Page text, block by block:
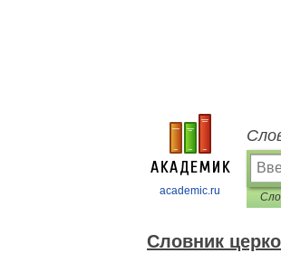
academic.ru
Словник